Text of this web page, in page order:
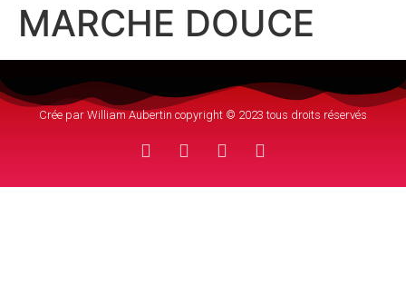
MARCHE DOUCE
Crée par William Aubertin copyright © 2023 tous droits réservés